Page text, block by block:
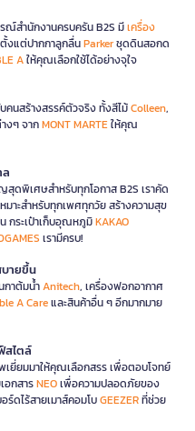
ณ์สำนักงานครบครัน B2S มีเครื่อง
งแต่ปากกาลูกลื่นParkerชุดดินสอกด
Aให้คุณเลือกใช้ได้อย่างจุใจ
คนสร้างสรรค์ตัวจริง ทั้งสีไม้Colleen,
งๆ จากMONT MARTEให้คุณ
ดพิเศษสำหรับทุกโอกาส B2S เราคัด
มาะสำหรับทุกเพศทุกวัย สร้างความสุข
กระเป๋าเก็บอุณหภูมิKAKAO
เรามีครบ!
บายขึ้น
กาต้มน้ำAnitech, เครื่องฟอกอากาศ
A Careและสินค้าอื่น ๆ อีกมากมาย
สไตล์
ยี่ยมมาให้คุณเลือกสรร เพื่อตอบโจทย์
อกสารNEOเพื่อความปลอดภัยของ
ร์ดไร้สายเมาส์คอมโบGEEZERที่ช่วย